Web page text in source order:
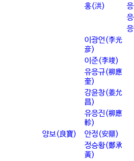
홍(洪)
이광언(李光
彦)
이준(李竣)
유응규(柳應
奎)
강윤창(姜允
昌)
유응진(柳應
軫)
양보(良寶)
안정(安鼎)
정승황(鄭承
黃)